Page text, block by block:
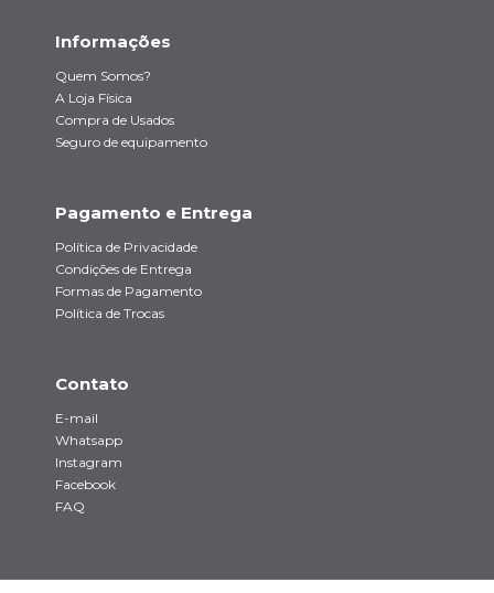
Informações
Quem Somos?
A Loja Física
Compra de Usados
Seguro de equipamento
Pagamento e Entrega
Política de Privacidade
Condições de Entrega
Formas de Pagamento
Política de Trocas
Contato
E-mail
Whatsapp
Instagram
Facebook
FAQ